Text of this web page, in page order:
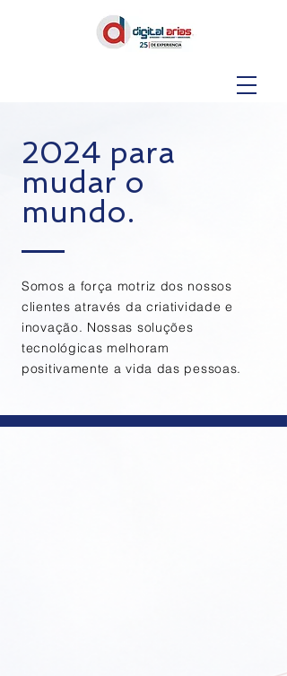
2024 para
mudar o
mundo.
Somos a força motriz dos nossos
clientes através da criatividade e
inovação. Nossas soluções
tecnológicas melhoram
positivamente a vida das pessoas.